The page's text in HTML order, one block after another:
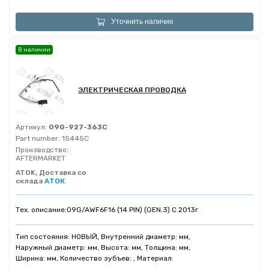
Уточнить наличие
ЭЛЕКТРИЧЕСКАЯ ПРОВОДКА
Артикул: 09G-927-363C
Part number: 15445C
Производство:
AFTERMARKET
ATOK, Доставка со
склада АТОК
Тех. описание:09G/AWF6F16 (14 PIN) (GEN.3) C 2013г
Тип состояния: НОВЫЙ, Внутренний диаметр: мм,
Наружный диаметр: мм, Высота: мм, Толщина: мм,
Ширина: мм, Количество зубъев: , Материал:
В наличии